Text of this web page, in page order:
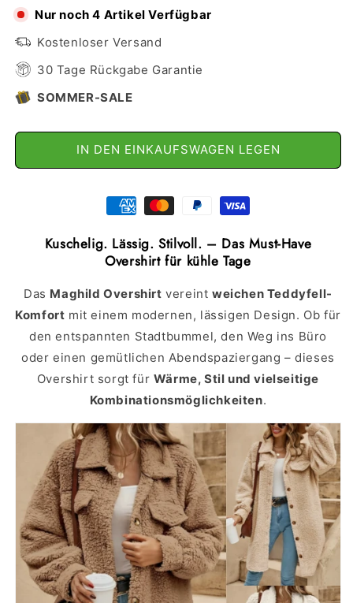
Nur noch 4 Artikel Verfügbar
Kostenloser Versand
30 Tage Rückgabe Garantie
SOMMER-SALE
IN DEN EINKAUFSWAGEN LEGEN
Kuschelig. Lässig. Stilvoll. – Das Must-Have
Overshirt für kühle Tage
Das Maghild Overshirt vereintweichen Teddyfell-
Komfort mit einem modernen, lässigen Design. Ob für
den entspannten Stadtbummel, den Weg ins Büro
oder einen gemütlichen Abendspaziergang – dieses
Overshirt sorgt für Wärme, Stil und vielseitige
Kombinationsmöglichkeiten.